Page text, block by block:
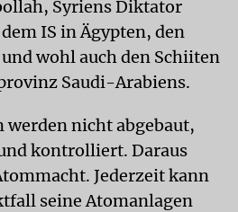
Syriens Diktator
IS in Ägypten, den
wohl auch den Schiiten
Saudi-Arabiens.
werden nicht abgebaut,
kontrolliert. Daraus
Jederzeit kann
seine Atomanlagen